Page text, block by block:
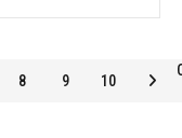
8 9 10